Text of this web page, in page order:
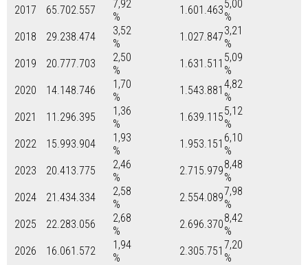
2017
65.702.557
7,92
%
1.601.4635,00
%
2018
29.238.474
3,52
%
1.027.8473,21
%
2019
20.777.703
2,50
%
1.631.511 5,09
%
2020
14.148.746
1,70
%
1.543.881 4,82
%
2021
11.296.395
1,36
%
1.639.1155,12
%
2022
15.993.904
1,93
%
1.953.151 6,10
%
2023
20.413.775
2,46
%
2.715.9798,48
%
2024
21.434.334
2,58
%
2.554.0897,98
%
2025
22.283.056
2,68
%
2.696.3708,42
%
2026
16.061.572
1,94
%
2.305.751 7,20
%